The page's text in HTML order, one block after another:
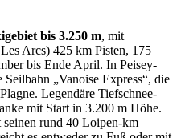
bis 3.250 m, mit
Arcs) 425 km Pisten, 175
bis Ende April. In Peisey-
„Vanoise Express“, die
Legendäre Tiefschnee-
mit Start in 3.200 m Höhe.
rund 40 Loipen-km